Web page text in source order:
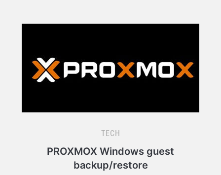
TECH
PROXMOX Windows guest
backup/restore